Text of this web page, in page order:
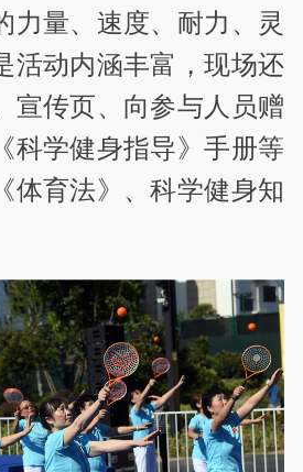
力量、速度、耐力、灵
活动内涵丰富，现场还
宣传页、向参与人员赠
科学健身指导》手册等
体育法》、科学健身知